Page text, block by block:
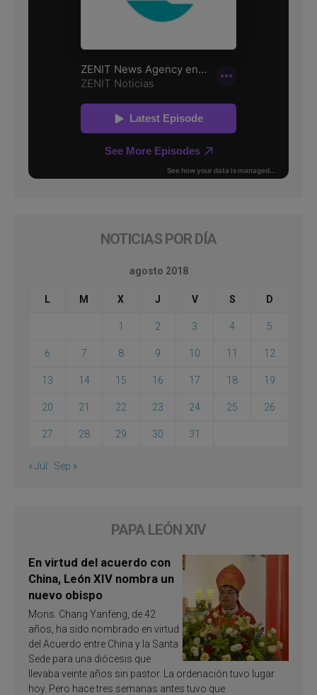
NOTICIAS POR DÍA
agosto 2018
L M X J V S D
1 2 3 4 5
6 7 8 9 10 11 12
13 14 15 16 17 18 19
20 21 22 23 24 25 26
27 28 29 30 31
« Jul Sep »
PAPA LEÓN XIV
En virtud del acuerdo con
China, León XIV nombra un
nuevo obispo
Mons. Chang Yanfeng, de 42
años, ha sido nombrado en virtud
del Acuerdo entre China y la Santa
Sede para una diócesis que
llevaba veinte años sin pastor. La ordenación tuvo lugar
hoy. Pero hace tres semanas antes tuvo que